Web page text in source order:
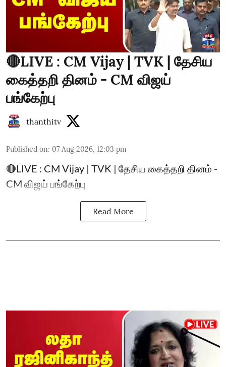
🔴LIVE : CM Vijay | TVK | தேசிய
கைத்தறி தினம் - CM விஜய்
பங்கேற்பு
thanthitv
Published on: 07 Aug 2026, 12:03 pm
🔴LIVE : CM Vijay | TVK | தேசிய கைத்தறி தினம் -
CM விஜய் பங்கேற்பு
Read More